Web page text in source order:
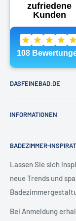
Hersteller: Decor
Modell: DW121
Höhe: 58 cm
Oberfläche
Kontaktformular
❯ Unsere
Telefon:040 -
E-Mail:
DASFEINEBAD.DE
Badausstellung
Kontakt
Blog
INFORMATIONEN
Allgemeine
Versand & Retoure
Widerrufsrecht
Vertrag widerrufen
BADEZIMMER-
Lassen Sie sich
neue Trends und
Bei Anmeldung